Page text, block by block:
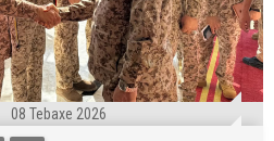
08 Tebaxe 2026